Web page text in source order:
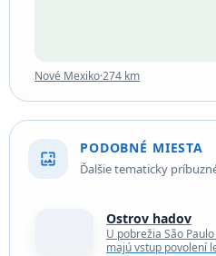
Nové Mexiko·274 km
wallpaper
PODOBNÉ MIESTA
Ďalšie tematicky
Ostrov hadov
U pobrežia São
majú vstup povolení